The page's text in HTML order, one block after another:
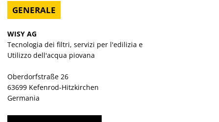
GENERALE
WISY AG
Tecnologia dei filtri, servizi per l'edilizia e
Utilizzo dell'acqua piovana
Oberdorfstraße 26
63699 Kefenrod-Hitzkirchen
Germania